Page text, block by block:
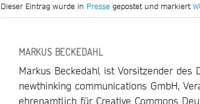
Dieser Eintrag wurde in Presse gepostet und markiert
MARKUS BECKEDAHL
Markus Beckedahl ist Vorsitzender des
newthinking communications GmbH,
ehrenamtlich für Creative Commons